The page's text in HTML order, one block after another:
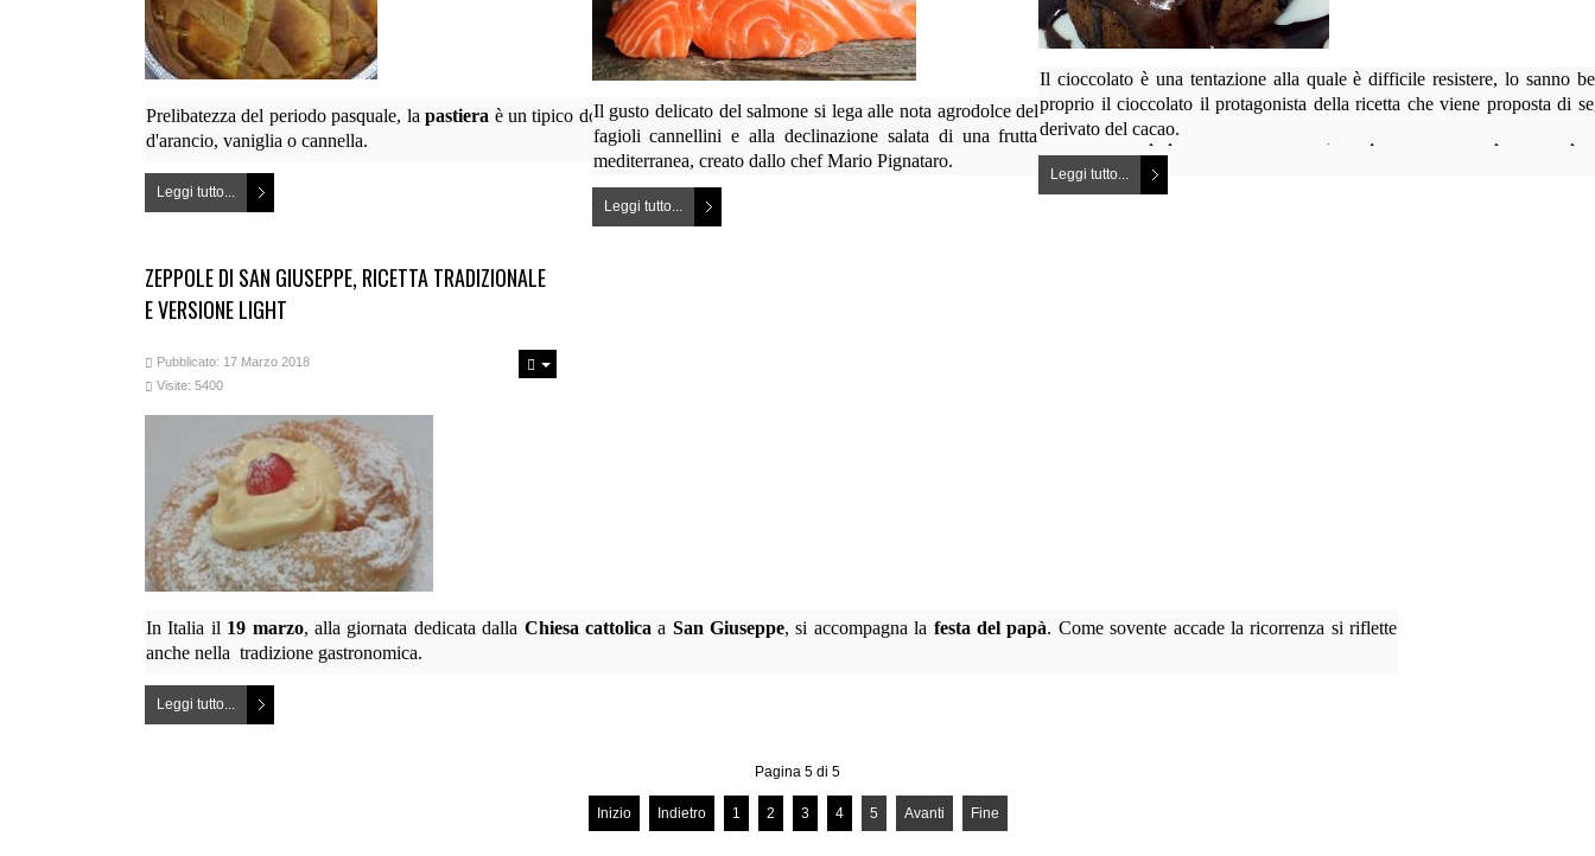
Prelibatezza del periodo pasquale, lapastiera è un tipico dolce campano. Si contraddistingue per l'inconfondibile profumo, conferitole dagli aromi utilizzati, quali fiori
d'arancio, vaniglia o cannella.
Leggi tutto...
Il gusto delicato del salmone si lega alle nota agrodolce dell'arancia, al gusto più marcato di ingredienti tipici della cucina invernale
fagioli cannellini e alla declinazione salata di una frutta secca molto popolare come le noci, in questo secondo piatto
mediterranea, creato dallo chef Mario Pignataro.
Leggi tutto...
Il cioccolato è una tentazione alla quale è difficile resistere, lo sanno
proprio il cioccolato il protagonista della ricetta che viene proposta di
derivato del cacao.
Leggi tutto...
ZEPPOLE DI SAN GIUSEPPE, RICETTA TRADIZIONALE
E VERSIONE LIGHT
Pubblicato: 17 Marzo 2018
Visite: 5400
In Italia il 19 marzo, alla giornata dedicata dalla Chiesa cattolica a San Giuseppe, si accompagna la festa del papà. Come sovente accade la ricorrenza si riflette
anche nella tradizione gastronomica.
Leggi tutto...
Pagina 5 di 5
Inizio Indietro 1 2 3 4 5 Avanti Fine